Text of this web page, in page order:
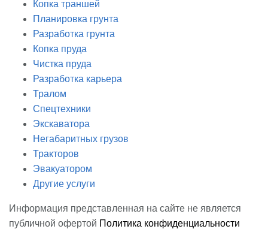
Копка траншей
Планировка грунта
Разработка грунта
Копка пруда
Чистка пруда
Разработка карьера
Тралом
Спецтехники
Экскаватора
Негабаритных грузов
Тракторов
Эвакуатором
Другие услуги
Информация представленная на сайте не является
публичной офертой Политика конфиденциальности